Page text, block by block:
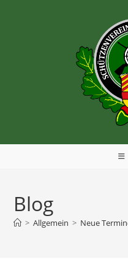
Blog
> Allgemein > Neue